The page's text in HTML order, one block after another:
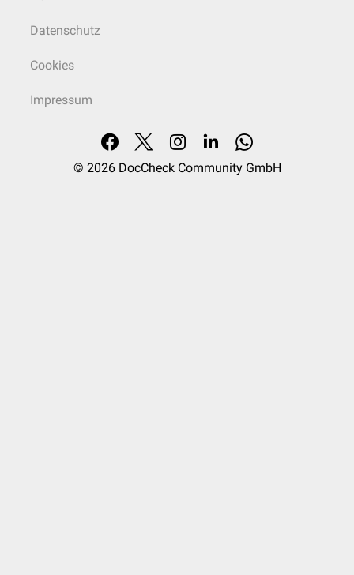
Datenschutz
Cookies
Impressum
© 2026 DocCheck Community GmbH